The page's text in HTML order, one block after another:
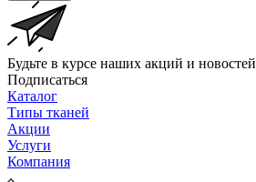
Будьте в курсе наших акций и новостей
Подписаться
Каталог
Типы тканей
Акции
Услуги
Компания